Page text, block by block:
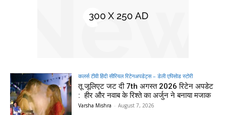
कलर्स टीवी हिंदी सीरियल रिटेनअपडेट्स – डेली एपिसोड स्टोरी
तू जूलिएट जट दी 7th अगस्त 2026 रिटेन अपडेट
: हीर और नवाब के रिश्ते का अर्जुन ने बनाया मजाक
Varsha Mishra - August 7, 2026